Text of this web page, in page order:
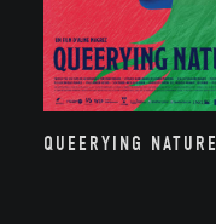
QUEERYING NATURE